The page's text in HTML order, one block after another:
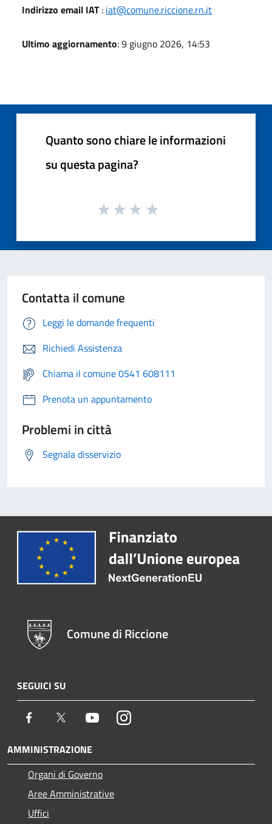
Indirizzo email IAT: iat@comune.riccione.rn.it
Ultimo aggiornamento: 9 giugno 2026, 14:53
Quanto sono chiare le informazioni
su questa pagina?
Contatta il comune
Leggi le domande frequenti
Richiedi Assistenza
Chiama il comune 0541 608111
Prenota un appuntamento
Problemi in città
Segnala disservizio
Comune di Riccione
SEGUICI SU
Facebook Twitter YoutubeInstagram
AMMINISTRAZIONE
Organi di Governo
Aree Amministrative
Uffici